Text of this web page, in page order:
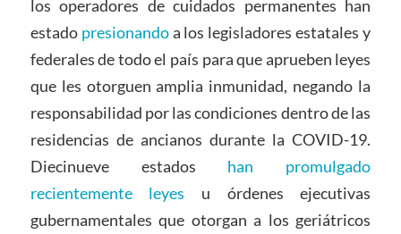
los operadores de cuidados permanentes han
estado presionandoa los legisladores estatales y
federales de todo el país para que aprueben leyes
que les otorguen amplia inmunidad, negando la
responsabilidad por las condiciones dentro de las
residencias de ancianos durante la COVID-19.
Diecinueve estados han promulgado
recientemente leyes u órdenes ejecutivas
gubernamentales que otorgan a los geriátricos